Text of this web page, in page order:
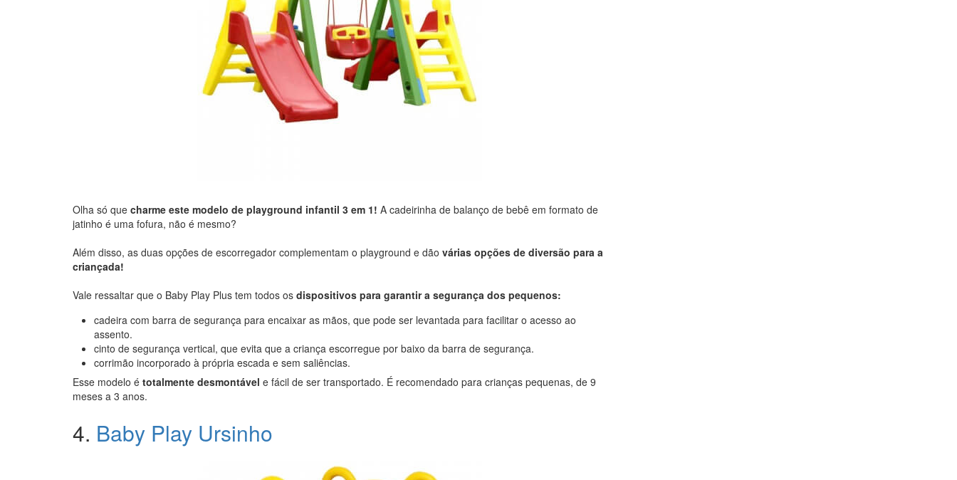
Olha só que charme este modelo de playground infantil 3 em 1! A cadeirinha de balanço de bebê em formato de
jatinho é uma fofura, não é mesmo?
Além disso, as duas opções de escorregador complementam o playground e dão várias opções de diversão para a
criançada!
Vale ressaltar que o Baby Play Plus tem todos os dispositivos para garantir a segurança dos pequenos:
cadeira com barra de segurança para encaixar as mãos, que pode ser levantada para facilitar o acesso ao
assento.
cinto de segurança vertical, que evita que a criança escorregue por baixo da barra de segurança.
corrimão incorporado à própria escada e sem saliências.
Esse modelo é totalmente desmontável e fácil de ser transportado. É recomendado para crianças pequenas, de 9
meses a 3 anos.
4. Baby Play Ursinho